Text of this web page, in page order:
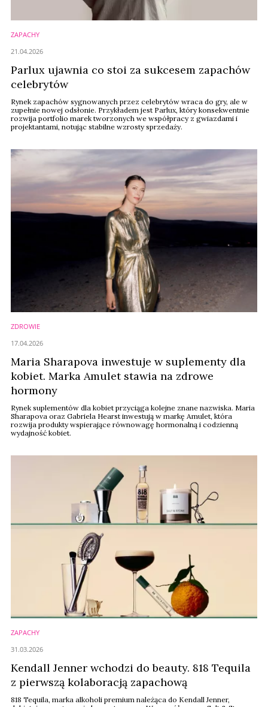
ZAPACHY
Parlux ujawnia co stoi za sukcesem zapachów
celebrytów
Rynek zapachów sygnowanych przez celebrytów wraca do gry, ale w
zupełnie nowej odsłonie. Przykładem jest Parlux, który konsekwentnie
rozwija portfolio marek tworzonych we współpracy z gwiazdami i
projektantami, notując stabilne wzrosty sprzedaży.
21.04.2026
ZDROWIE
Maria Sharapova inwestuje w suplementy dla
kobiet. Marka Amulet stawia na zdrowe
hormony
Rynek suplementów dla kobiet przyciąga kolejne znane nazwiska. Maria
Sharapova oraz Gabriela Hearst inwestują w markę Amulet, która
rozwija produkty wspierające równowagę hormonalną i codzienną
wydajność kobiet.
17.04.2026
ZAPACHY
Kendall Jenner wchodzi do beauty. 818 Tequila
z pierwszą kolaboracją zapachową
818 Tequila, marka alkoholi premium należąca do Kendall Jenner,
31.03.2026